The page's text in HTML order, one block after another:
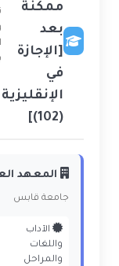
ممكنة
بعد
[الإجازة
في
الإنقليزية
(102)]
المعهد
جامعة قابس
الآداب
واللغات
والمراحل